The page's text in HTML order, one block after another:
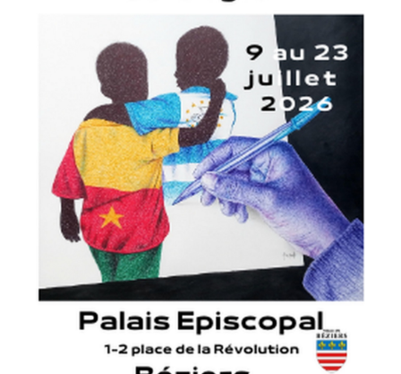
Adresse email*
Statut / Organisation
Adresse email*